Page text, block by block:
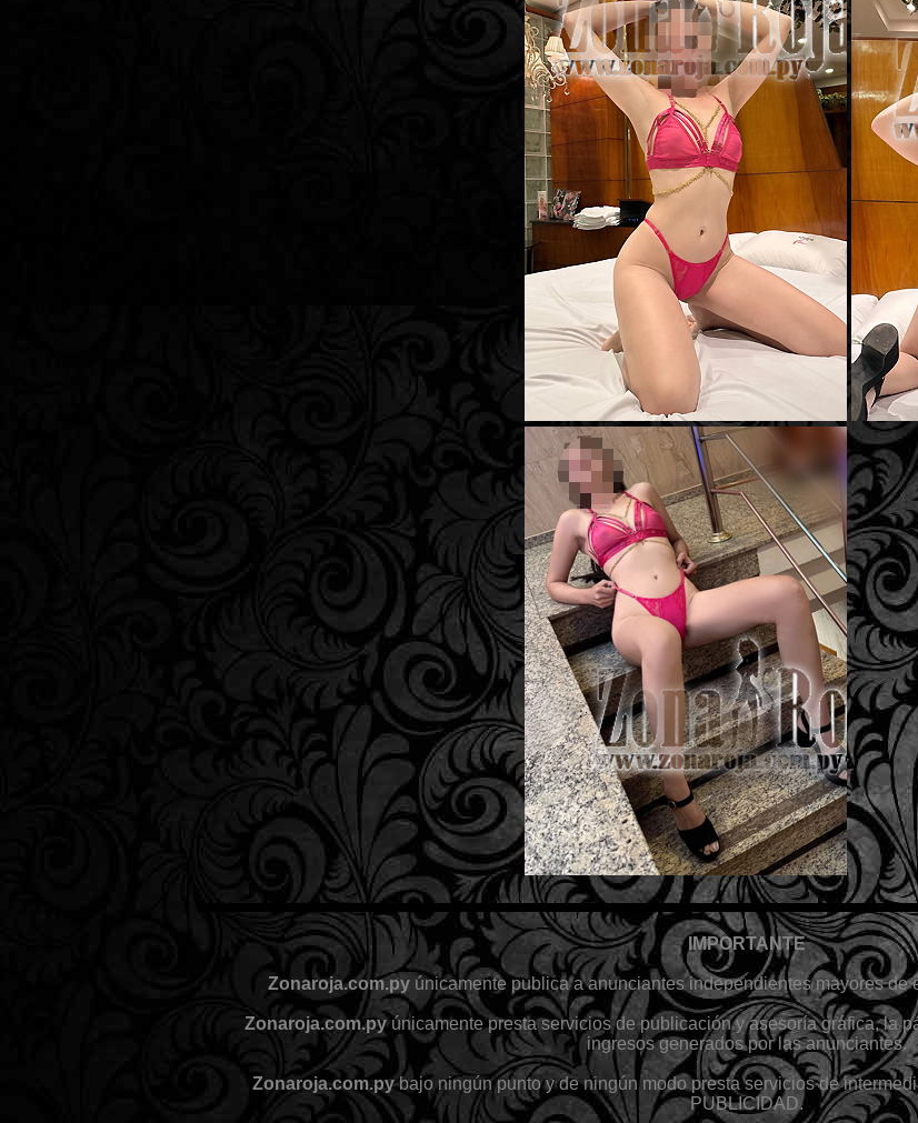
IMPORTANTE
Zonaroja.com.py únicamente publica a anunciantes independientes mayores de
Zonaroja.com.pyúnicamente presta servicios de publicación y asesoría gráfica, la
ingresos generados por las anunciantes.
Zonaroja.com.pybajo ningún punto y de ningún modo presta servicios de
PUBLICIDAD.